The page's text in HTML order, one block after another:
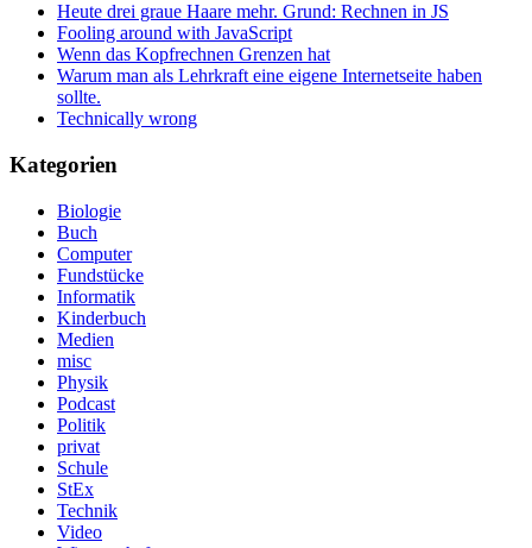
Heute drei graue Haare mehr. Grund: Rechnen in JS
Fooling around with JavaScript
Wenn das Kopfrechnen Grenzen hat
Warum man als Lehrkraft eine eigene Internetseite haben
sollte.
Technically wrong
Kategorien
Biologie
Buch
Computer
Fundstücke
Informatik
Kinderbuch
Medien
misc
Physik
Podcast
Politik
privat
Schule
StEx
Technik
Video